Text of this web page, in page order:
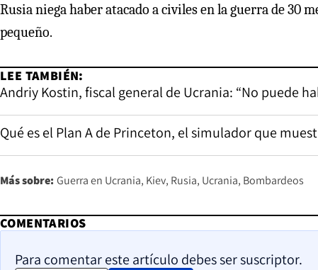
Rusia niega haber atacado a civiles en la guerra de 30
pequeño.
LEE TAMBIÉN:
Andriy Kostin, fiscal general de Ucrania: “No puede
Qué es el Plan A de Princeton, el simulador que
Más sobre: Guerra en Ucrania Kiev Rusia Ucrania Bombardeos
COMENTARIOS
Para comentar este artículo debes ser suscriptor.